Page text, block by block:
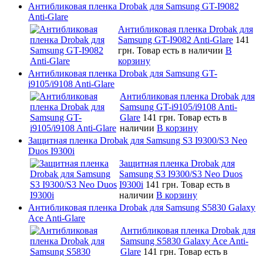
Антибликовая пленка Drobak для Samsung GT-I9082
Anti-Glare
Антибликовая пленка Drobak для
Samsung GT-I9082 Anti-Glare 141
грн. Товар есть в наличии В
корзину
Антибликовая пленка Drobak для Samsung GT-
i9105/i9108 Anti-Glare
Антибликовая пленка Drobak для
Samsung GT-i9105/i9108 Anti-
Glare 141 грн. Товар есть в
наличии В корзину
Защитная пленка Drobak для Samsung S3 I9300/S3 Neo
Duos I9300i
Защитная пленка Drobak для
Samsung S3 I9300/S3 Neo Duos
I9300i 141 грн. Товар есть в
наличии В корзину
Антибликовая пленка Drobak для Samsung S5830 Galaxy
Ace Anti-Glare
Антибликовая пленка Drobak для
Samsung S5830 Galaxy Ace Anti-
Glare 141 грн. Товар есть в